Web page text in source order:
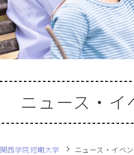
ニュース・イ
関西学院短期大学 ニュース・イベ